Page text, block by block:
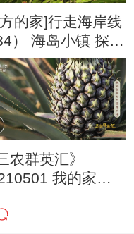
的家]行走海岸线
） 海岛小镇 探寻
农群英汇》
我的家乡